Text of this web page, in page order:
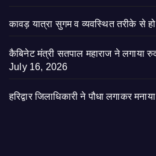
कावड़ यात्रा सुगम व व्यवस्थित तरीके से
कैबिनेट मंत्री सतपाल महाराज ने लगाया
July 16, 2026
हरिद्वार जिलाधिकारी ने पौधा लगाकर